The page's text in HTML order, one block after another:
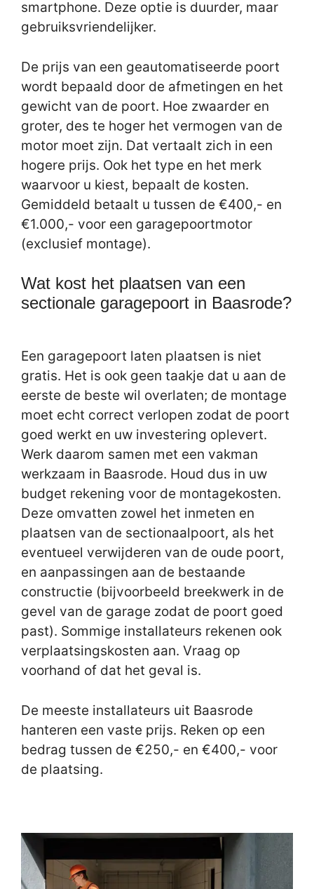
smartphone. Deze optie is duurder, maar
gebruiksvriendelijker.
De prijs van een geautomatiseerde poort
wordt bepaald door de afmetingen en het
gewicht van de poort. Hoe zwaarder en
groter, des te hoger het vermogen van de
motor moet zijn. Dat vertaalt zich in een
hogere prijs. Ook het type en het merk
waarvoor u kiest, bepaalt de kosten.
Gemiddeld betaalt u tussen de €400,- en
€1.000,- voor een garagepoortmotor
(exclusief montage).
Wat kost het plaatsen van een
sectionale garagepoort in Baasrode?
Een garagepoort laten plaatsen is niet
gratis. Het is ook geen taakje dat u aan de
eerste de beste wil overlaten; de montage
moet echt correct verlopen zodat de poort
goed werkt en uw investering oplevert.
Werk daarom samen met een vakman
werkzaam in Baasrode. Houd dus in uw
budget rekening voor de montagekosten.
Deze omvatten zowel het inmeten en
plaatsen van de sectionaalpoort, als het
eventueel verwijderen van de oude poort,
en aanpassingen aan de bestaande
constructie (bijvoorbeeld breekwerk in de
gevel van de garage zodat de poort goed
past). Sommige installateurs rekenen ook
verplaatsingskosten aan. Vraag op
voorhand of dat het geval is.
De meeste installateurs uit Baasrode
hanteren een vaste prijs. Reken op een
bedrag tussen de €250,- en €400,- voor
de plaatsing.